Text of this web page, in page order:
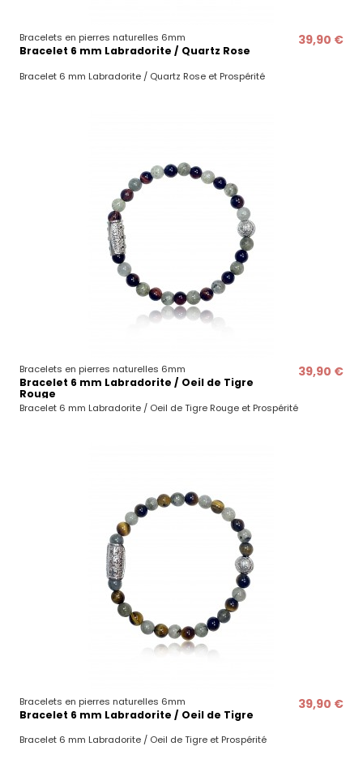
Bracelets en pierres naturelles 6mm
Bracelet 6 mm Labradorite / Quartz Rose
39,90 €
Bracelet 6 mm Labradorite / Quartz Rose et Prospérité
Bracelets en pierres naturelles 6mm
Bracelet 6 mm Labradorite / Oeil de Tigre
Rouge
39,90 €
Bracelet 6 mm Labradorite / Oeil de Tigre Rouge et Prospérité
Bracelets en pierres naturelles 6mm
Bracelet 6 mm Labradorite / Oeil de Tigre
39,90 €
Bracelet 6 mm Labradorite / Oeil de Tigre et Prospérité